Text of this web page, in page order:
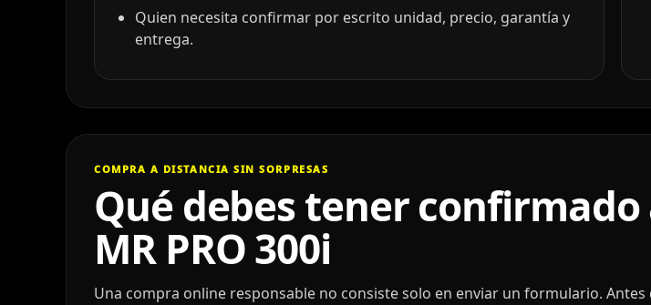
Quien necesita confirmar por escrito unidad, precio, garantía y
entrega.
COMPRA A DISTANCIA SIN SORPRESAS
Qué debes tener
MR PRO 300i
Una compra online responsable no consiste solo en enviar un formulario.